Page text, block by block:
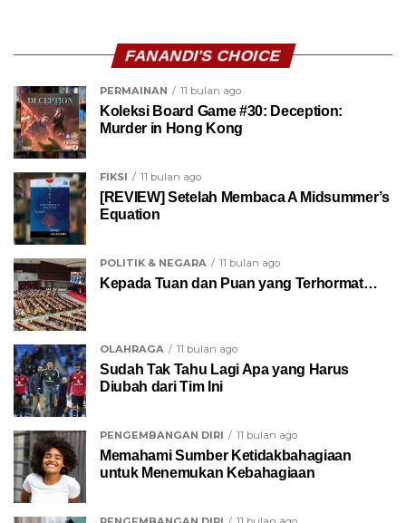
FANANDI'S CHOICE
PERMAINAN 11 bulan ago
Koleksi Board Game #30: Deception:
Murder in Hong Kong
FIKSI 11 bulan ago
[REVIEW] Setelah Membaca A Midsummer’s
Equation
POLITIK & NEGARA 11 bulan ago
Kepada Tuan dan Puan yang Terhormat…
OLAHRAGA 11 bulan ago
Sudah Tak Tahu Lagi Apa yang Harus
Diubah dari Tim Ini
PENGEMBANGAN DIRI 11 bulan ago
Memahami Sumber Ketidakbahagiaan
untuk Menemukan Kebahagiaan